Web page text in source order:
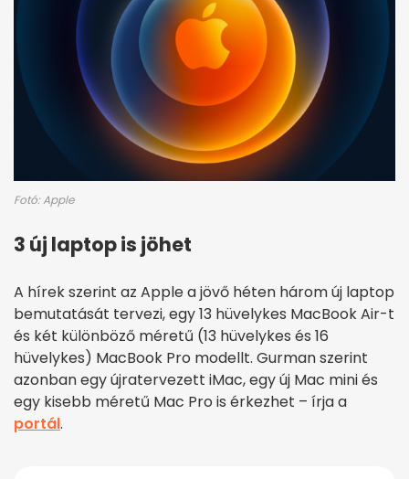
Fotó: Apple
3 új laptop is jöhet
A hírek szerint az Apple a jövő héten három új laptop
bemutatását tervezi, egy 13 hüvelykes MacBook Air-t
és két különböző méretű (13 hüvelykes és 16
hüvelykes) MacBook Pro modellt. Gurman szerint
azonban egy újratervezett iMac, egy új Mac mini és
egy kisebb méretű Mac Pro is érkezhet – írja a
portál.